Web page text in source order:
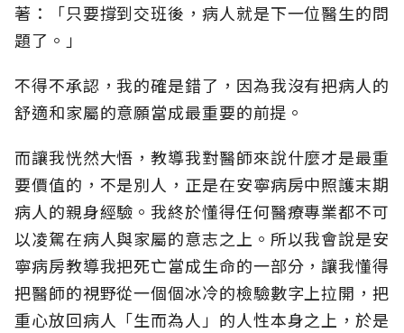
著：「只要撐到交班後，病人就是下一位醫生的問
題了。」
不得不承認，我的確是錯了，因為我沒有把病人的
舒適和家屬的意願當成最重要的前提。
而讓我恍然大悟，教導我對醫師來說什麼才是最重
要價值的，不是別人，正是在安寧病房中照護末期
病人的親身經驗。我終於懂得任何醫療專業都不可
以凌駕在病人與家屬的意志之上。所以我會說是安
寧病房教導我把死亡當成生命的一部分，讓我懂得
把醫師的視野從一個個冰冷的檢驗數字上拉開，把
重心放回病人「生而為人」的人性本身之上，於是